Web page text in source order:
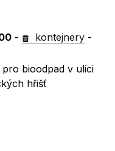
- kontejnery -
bioodpad v ulici
hřišť